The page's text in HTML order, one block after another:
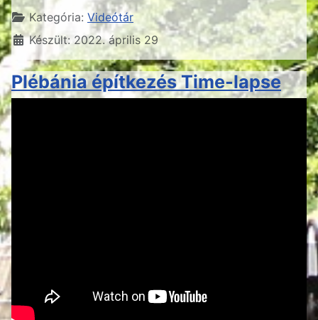
Részletek
Kategória: Videótár
Készült: 2022. április 29
Plébánia építkezés Time-lapse